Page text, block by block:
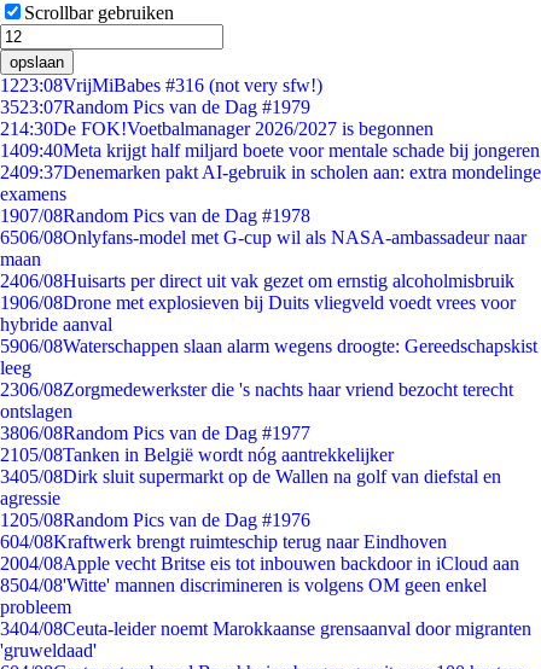
Scrollbar gebruiken
opslaan
1223:08VrijMiBabes #316 (not very sfw!)
3523:07Random Pics van de Dag #1979
214:30De FOK!Voetbalmanager 2026/2027 is begonnen
1409:40Meta krijgt half miljard boete voor mentale schade bij jongeren
2409:37Denemarken pakt AI-gebruik in scholen aan: extra mondelinge
examens
1907/08Random Pics van de Dag #1978
6506/08Onlyfans-model met G-cup wil als NASA-ambassadeur naar
maan
2406/08Huisarts per direct uit vak gezet om ernstig alcoholmisbruik
1906/08Drone met explosieven bij Duits vliegveld voedt vrees voor
hybride aanval
5906/08Waterschappen slaan alarm wegens droogte: Gereedschapskist
leeg
2306/08Zorgmedewerkster die 's nachts haar vriend bezocht terecht
ontslagen
3806/08Random Pics van de Dag #1977
2105/08Tanken in België wordt nóg aantrekkelijker
3405/08Dirk sluit supermarkt op de Wallen na golf van diefstal en
agressie
1205/08Random Pics van de Dag #1976
604/08Kraftwerk brengt ruimteschip terug naar Eindhoven
2004/08Apple vecht Britse eis tot inbouwen backdoor in iCloud aan
8504/08'Witte' mannen discrimineren is volgens OM geen enkel
probleem
3404/08Ceuta-leider noemt Marokkaanse grensaanval door migranten
'gruweldaad'